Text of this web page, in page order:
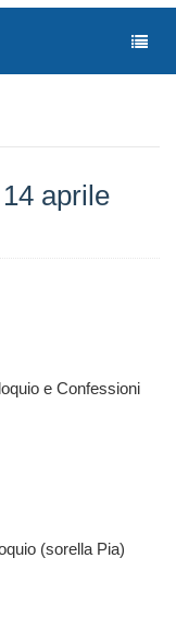
aprile
e Confessioni
(sorella Pia)